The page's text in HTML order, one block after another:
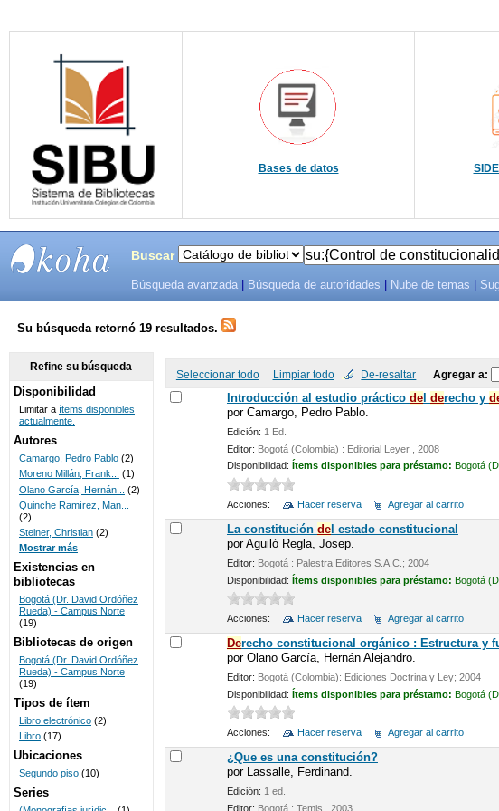
Bases de datos
SISTEMAS
DE
BIBLIOTECAS
UNICOC
Buscar
Búsqueda avanzada Búsqueda de autoridades Nube de temas
Su búsqueda retornó 19 resultados.
Seleccionar todo Limpiar todo De-resaltar Agregar a:
Introducción al estudio práctico del derecho y
por Camargo, Pedro Pablo.
Edición: 1 Ed.
Editor: Bogotá (Colombia) : Editorial Leyer , 2008
Disponibilidad: Ítems disponibles para préstamo: Bogotá
Acciones: Hacer reserva Agregar al carrito
La constitución del estado constitucional
porAguiló Regla, Josep.
Editor: Bogotá : Palestra Editores S.A.C.; 2004
Disponibilidad: Ítems disponibles para préstamo: Bogotá
Acciones: Hacer reserva Agregar al carrito
Derecho constitucional orgánico : Estructura y
por Olano García, Hernán Alejandro.
Editor: Bogotá (Colombia): Ediciones Doctrina y Ley; 2004
Disponibilidad: Ítems disponibles para préstamo: Bogotá
Acciones: Hacer reserva Agregar al carrito
¿Que es una constitución?
por Lassalle, Ferdinand.
Edición: 1 ed.
Editor: Bogotá : Temis , 2003
Refine su búsqueda
Disponibilidad
Limitar a ítems disponibles
actualmente.
Autores
Camargo, Pedro Pablo (2)
Moreno Millán, Frank... (1)
Olano García, Hernán...
(2)
Quinche Ramírez, Man...
(2)
Steiner, Christian (2)
Mostrar más
Existencias en
bibliotecas
Bogotá (Dr. David Ordóñez
Rueda) - Campus Norte
(19)
Bibliotecas de origen
Bogotá (Dr. David Ordóñez
Rueda) - Campus Norte
(19)
Tipos de ítem
Libro electrónico (2)
Libro (17)
Ubicaciones
Segundo piso (10)
Series